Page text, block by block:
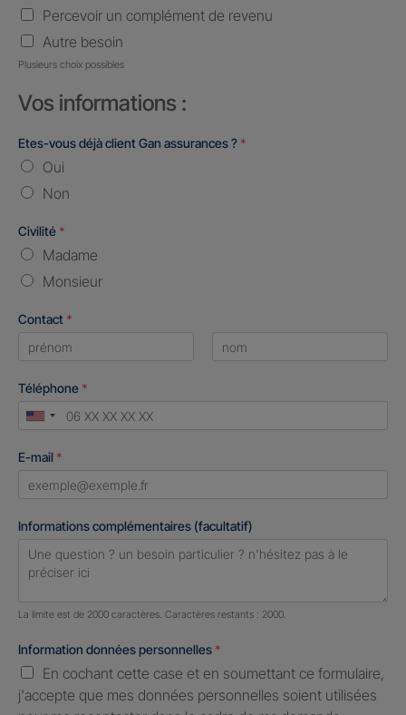
Percevoir un complément de revenu
Autre besoin
Plusieurs choix possibles
Vos informations :
Etes-vous déjà client Gan assurances ? *
Oui
Non
Civilité *
Madame
Monsieur
Contact *
Téléphone *
United
+1
E-mail *
Informations complémentaires (facultatif)
Nombre de caractères restants :2000 caractères restants
La limite est de 2000 caractères. Caractères restants : 2000.
Information données personnelles *
En cochant cette case et en soumettant ce formulaire,
j'accepte que mes données personnelles soient utilisées